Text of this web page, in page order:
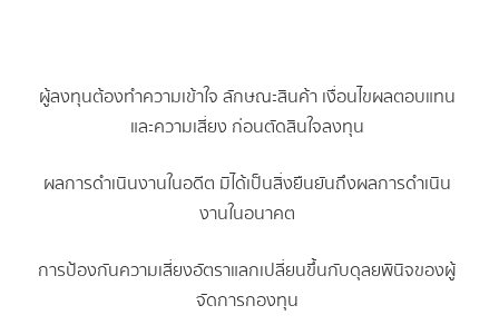
ผู้ลงทุนต้องทำความเข้าใจ ลักษณะสินค้า เงื่อนไขผลตอบแทน
และความเสี่ยง ก่อนตัดสินใจลงทุน
ผลการดำเนินงานในอดีต มิได้เป็นสิ่งยืนยันถึงผลการดำเนิน
งานในอนาคต
การป้องกันความเสี่ยงอัตราแลกเปลี่ยนขึ้นกับดุลยพินิจของผู้
จัดการกองทุน